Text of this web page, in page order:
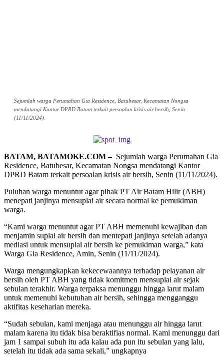
Sejumlah warga Perumahan Gia Residence, Batubesar, Kecamatan Nongsa
mendatangi Kantor DPRD Batam terkait persoalan krisis air bersih, Senin
(11/11/2024).
BATAM, BATAMOKE.COM – Sejumlah warga Perumahan Gia
Residence, Batubesar, Kecamatan Nongsa mendatangi Kantor
DPRD Batam terkait persoalan krisis air bersih, Senin (11/11/2024).
Puluhan warga menuntut agar pihak PT Air Batam Hilir (ABH)
menepati janjinya mensuplai air secara normal ke pemukiman
warga.
“Kami warga menuntut agar PT ABH memenuhi kewajiban dan
menjamin suplai air bersih dan mentepati janjinya setelah adanya
mediasi untuk mensuplai air bersih ke pemukiman warga,” kata
Warga Gia Residence, Amin, Senin (11/11/2024).
Warga mengungkapkan kekecewaannya terhadap pelayanan air
bersih oleh PT ABH yang tidak komitmen mensuplai air sejak
sebulan terakhir. Warga terpaksa menunggu hingga larut malam
untuk memenuhi kebutuhan air bersih, sehingga mengganggu
aktifitas keseharian mereka.
“Sudah sebulan, kami menjaga atau menunggu air hingga larut
malam karena itu tidak bisa beraktifias normal. Kami menunggu dari
jam 1 sampai subuh itu ada kalau ada pun itu sebulan yang lalu,
setelah itu tidak ada sama sekali,” ungkapnya